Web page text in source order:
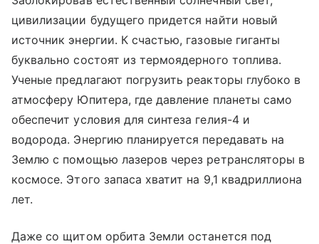
цивилизации будущего придется найти новый
источник энергии. К счастью, газовые гиганты
буквально состоят из термоядерного топлива.
Ученые предлагают погрузить реакторы глубоко в
атмосферу Юпитера, где давление планеты само
обеспечит условия для синтеза гелия-4 и
водорода. Энергию планируется передавать на
Землю с помощью лазеров через ретрансляторы в
космосе. Этого запаса хватит на 9,1 квадриллиона
лет.
Даже со щитом орбита Земли останется под